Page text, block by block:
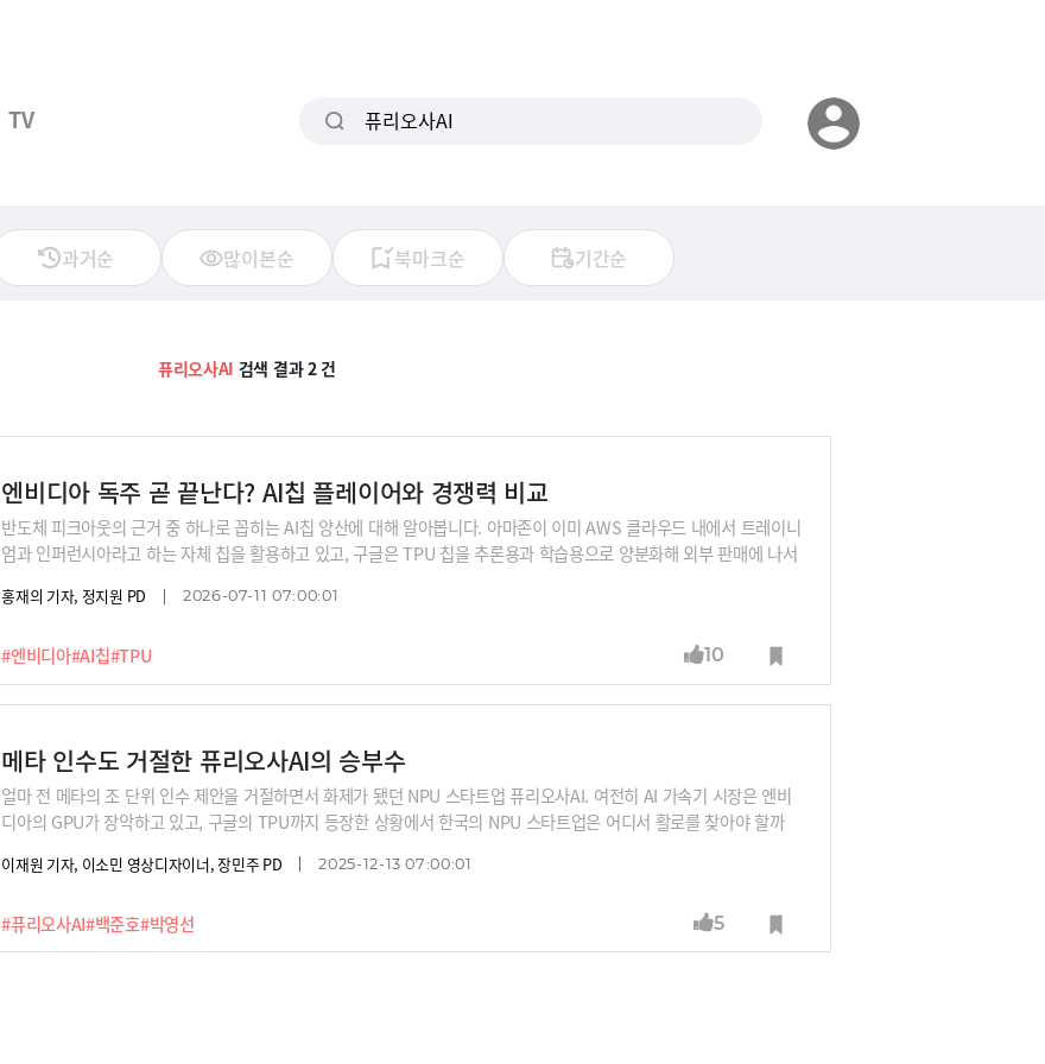
TV
과거순 많이본순 북마크순 기간순
퓨리오사AI 검색 결과 2 건
엔비디아 독주 곧 끝난다? AI칩 플레이어와 경쟁력 비교
#엔비디아#AI칩#TPU
반도체 피크아웃의 근거 중 하나로 꼽히는 AI칩 양산에 대해 알아봅니다. 아마존이 이미 AWS 클라우드 내에서 트레이니
엄과 인퍼런시아라고 하는 자체 칩을 활용하고 있고, 구글은 TPU 칩을 추론용과 학습용으로 양분화해 외부 판매에 나서
스닥 상장을 완료한 세레브라스를 비롯해 국내외 스타트업들이 판매처를 확보하고 양산에 나서고 있습니다. AI칩 붐이
창업자와 함께 알아봅니다.
홍재의 기자, 정지원 PD 2026-07-11 07:00:01
10
메타 인수도 거절한 퓨리오사AI의 승부수
#퓨리오사AI#백준호#박영선
얼마 전 메타의 조 단위 인수 제안을 거절하면서 화제가 됐던 NPU 스타트업 퓨리오사AI. 여전히 AI 가속기 시장은 엔비
디아의 GPU가 장악하고 있고, 구글의 TPU까지 등장한 상황에서 한국의 NPU 스타트업은 어디서 활로를 찾아야 할까
니다. '박영선의 테크 토크' 두 번째 순서로 NPU 양산에 돌입하며 승부수를 던지는 퓨리오사AI 백준호 대표를 만나봅니
이재원 기자, 이소민 영상디자이너, 장민주 PD 2025-12-13 07:00:01
5